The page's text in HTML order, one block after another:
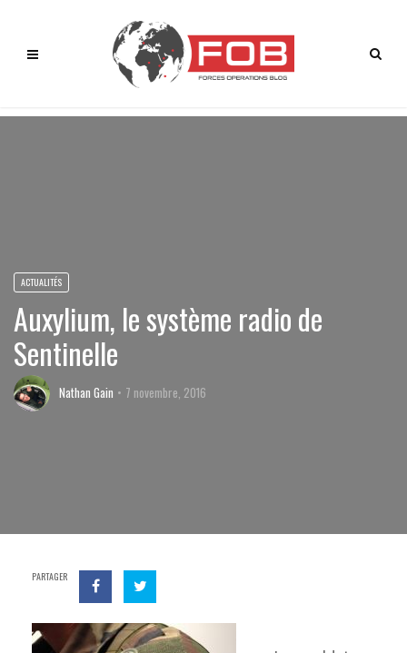
ACTUALITÉS
Auxylium, le système radio de
Sentinelle
Nathan Gain 7 novembre, 2016
PARTAGER